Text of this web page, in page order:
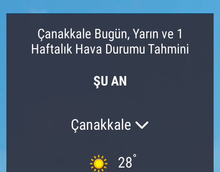
Çanakkale Bugün, Yarın ve 1
Haftalık Hava Durumu Tahmini
ŞU AN
Çanakkale
28°